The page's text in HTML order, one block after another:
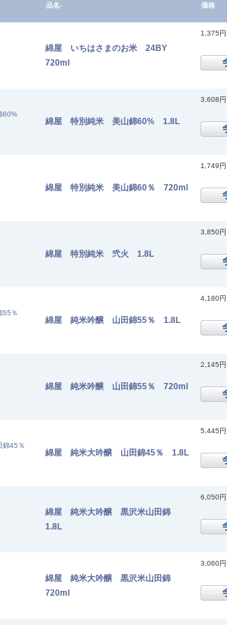
品名- 価格
綿屋 いちはさまのお米 24BY
720ml
1,375円
綿屋 特別純米 美山錦60% 1.8L
3,608円
綿屋 特別純米 美山錦60％ 720ml
1,749円
綿屋 特別純米 弐火 1.8L
3,850円
綿屋 純米吟醸 山田錦55％ 1.8L
4,180円
綿屋 純米吟醸 山田錦55％ 720ml
2,145円
綿屋 純米大吟醸 山田錦45％ 1.8L
5,445円
綿屋 純米大吟醸 黒沢米山田錦
1.8L
6,050円
綿屋 純米大吟醸 黒沢米山田錦
720ml
3,060円